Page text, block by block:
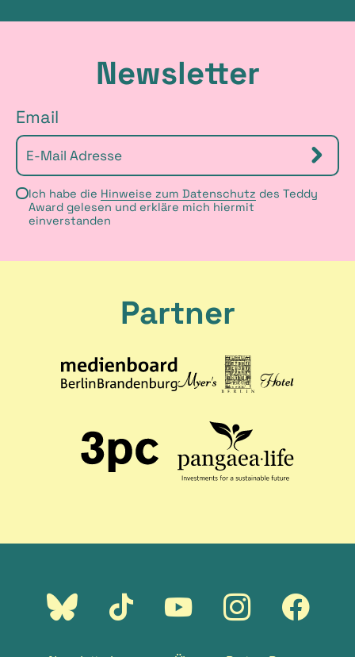
Newsletter
Email
Ich habe die Hinweise zum Datenschutz des Teddy
Award gelesen und erkläre mich hiermit
einverstanden
Partner
ExternerExternerExternerExterner Externer